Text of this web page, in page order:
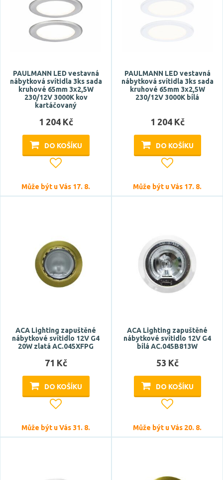
PAULMANN LED vestavná
nábytková svítidla 3ks sada
kruhové 65mm 3x2,5W
230/12V 3000K kov
kartáčovaný
1 204 Kč
DO KOŠÍKU
Může být u Vás 17. 8.
PAULMANN LED vestavná
nábytková svítidla 3ks sada
kruhové 65mm 3x2,5W
230/12V 3000K bílá
1 204 Kč
DO KOŠÍKU
Může být u Vás 17. 8.
ACA Lighting zapuštěné
nábytkové svítidlo 12V G4
20W zlatá AC.045XFPG
71 Kč
DO KOŠÍKU
Může být u Vás 31. 8.
ACA Lighting zapuštěné
nábytkové svítidlo 12V G4
bílá AC.045B813W
53 Kč
DO KOŠÍKU
Může být u Vás 20. 8.